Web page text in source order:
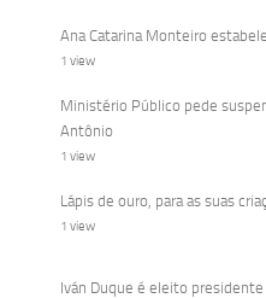
Ana Catarina Monteiro
1 view
Ministério Público pede
Antônio
1 view
Lápis de ouro, para as suas
1 view
Iván Duque é eleito presidente